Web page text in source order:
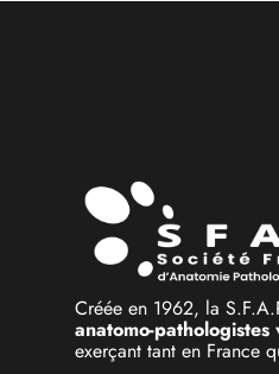
Créée en 1962, la
anatomo-
exerçant tant en France